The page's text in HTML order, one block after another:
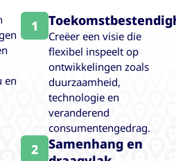
en
1
Creëer een visie die
flexibel inspeelt op
ontwikkelingen zoals
duurzaamheid,
technologie en
veranderend
consumentengedrag.
2
Samenhang en